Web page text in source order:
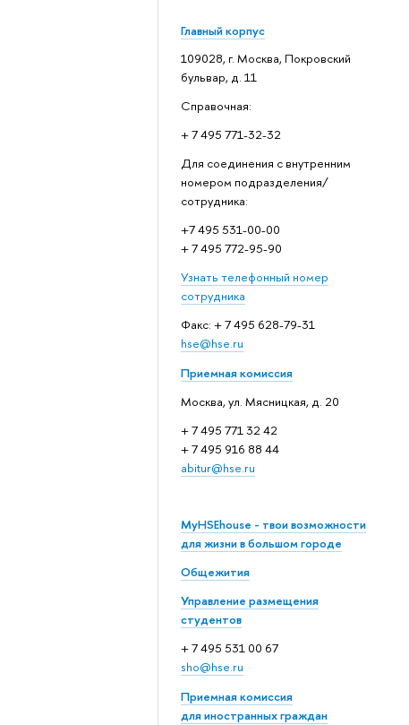
Главный корпус
109028, г. Москва, Покровский
бульвар, д. 11
Справочная:
+ 7 495 771-32-32
Для соединения с внутренним
номером подразделения/
сотрудника:
+7 495 531-00-00
+ 7 495 772-95-90
Узнать телефонный номер
сотрудника
Факс: + 7 495 628-79-31
hse@hse.ru
Приемная комиссия
Москва, ул. Мясницкая, д. 20
+ 7 495 771 32 42
+ 7 495 916 88 44
abitur@hse.ru
MyHSEhouse - твои возможности
для жизни в большом городе
Общежития
Управление размещения
студентов
+ 7 495 531 00 67
sho@hse.ru
Приемная комиссия
для иностранных граждан